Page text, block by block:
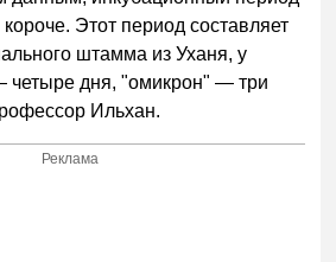
Этот период составляет
штамма из Уханя, у
четыре дня, "омикрон" — три
Ильхан.
Реклама